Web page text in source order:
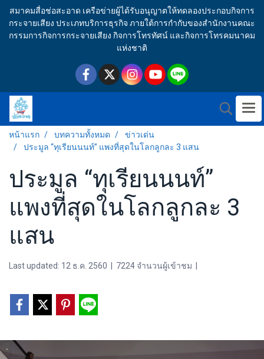
สมาคมสื่อช่อสะอาด เครือข่ายผู้ได้รับอนุญาตให้ทดลองประกอบกิจการ
กระจายเสียง ประเภทบริการธุรกิจ ภายใต้การกำกับของสำนักงานคณะ
กรรมการกิจการกระจายเสียง กิจการโทรทัศน์ และกิจการโทรคมนาคม
แห่งชาติ
หน้าแรก บทความทั้งหมด
ข่าวเด่น
ประมูล “ทุเรียนนนท์” แพงที่สุดในโลกลูกละ 3 แสน
ประมูล “ทุเรียนนนท์”
แพงที่สุดในโลกลูกละ 3
แสน
Last updated: 12 ธ.ค. 2560 7224 จำนวนผู้เข้าชม